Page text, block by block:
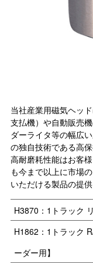
当社産業用磁気ヘッ
支払機）や自動販売
ダーライタ等の幅広
の独自技術である高
高耐磨耗性能はお客
も今まで以上に市場
いただける製品の提
H3870：1トラック
H1862：1トラック
ーダー用】